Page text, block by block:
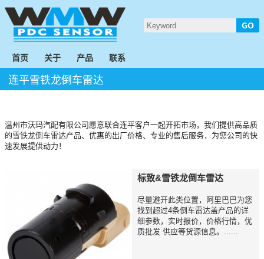
首页 关于 产品 联系
连平雪铁龙倒车雷达
温州市沃玛汽配有限公司愿意联合连平客户一起开拓市场，我们提供高品质
的雪铁龙倒车雷达产品、优惠的出厂价格、专业的售后服务，为您公司的快
速发展提供动力！
标致&雪铁龙倒车雷达
尽量避开此类位置，阿里巴巴为您
找到超过4条倒车雷达盖产品的详
细参数，实时报价，价格行情，优
质批发 供应等货源信息。......